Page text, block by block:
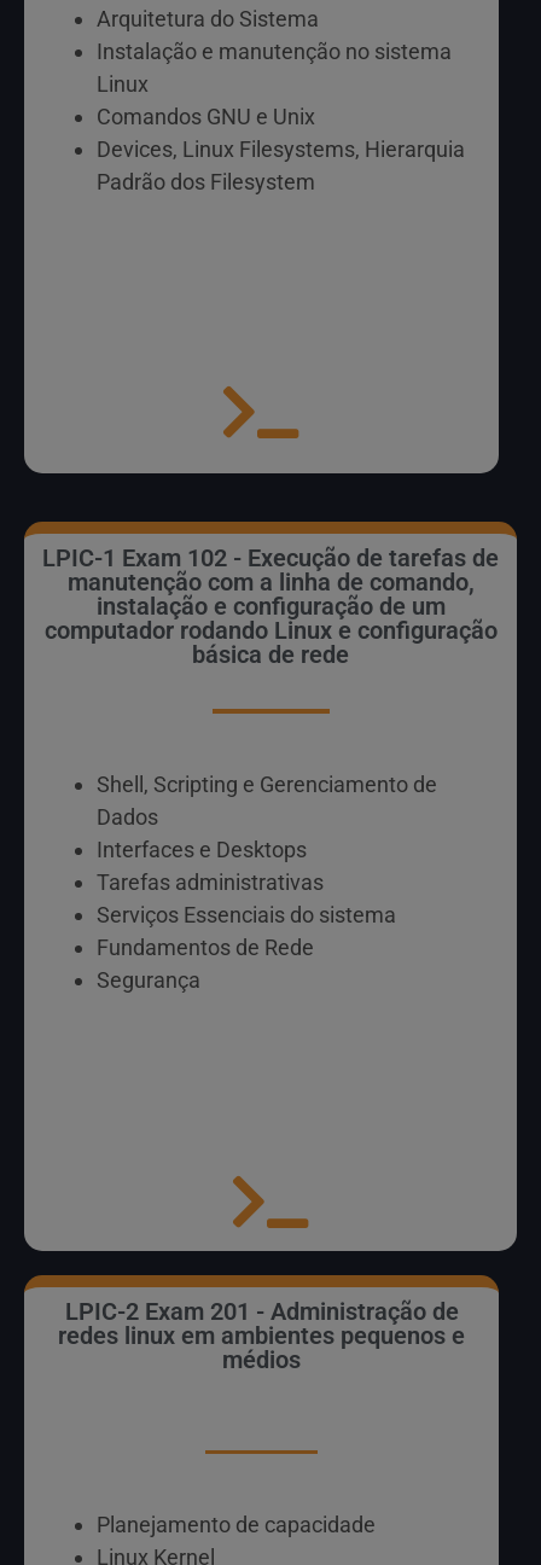
Arquitetura do Sistema
Instalação e manutenção no sistema
Linux
Comandos GNU e Unix
Devices, Linux Filesystems, Hierarquia
Padrão dos Filesystem
LPIC-1 Exam 102 - Execução de tarefas de
manutenção com a linha de comando,
instalação e configuração de um
computador rodando Linux e configuração
básica de rede
Shell, Scripting e Gerenciamento de
Dados
Interfaces e Desktops
Tarefas administrativas
Serviços Essenciais do sistema
Fundamentos de Rede
Segurança
LPIC-2 Exam 201 - Administração de
redes linux em ambientes pequenos e
médios
Planejamento de capacidade
Linux Kernel